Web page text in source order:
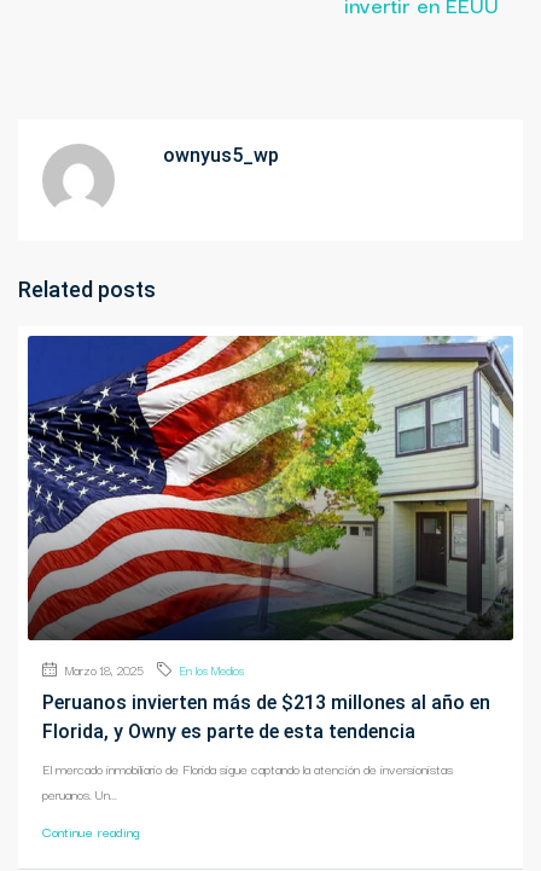
ownyus5_wp
Related posts
Marzo 18, 2025 En los Medios
Peruanos invierten más de $213 millones al año en
Florida, y Owny es parte de esta tendencia
El mercado inmobiliario de Florida sigue captando la atención de inversionistas
peruanos. Un...
Continue reading